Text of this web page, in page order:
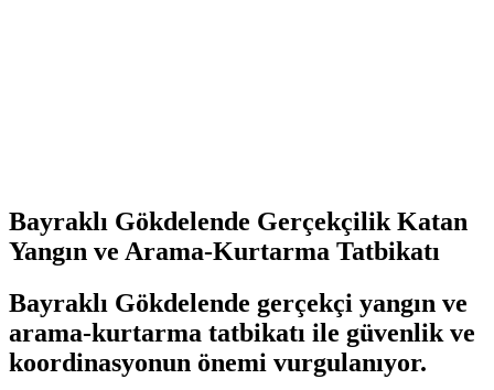
Bayraklı Gökdelende Gerçekçilik Katan
Yangın ve Arama-Kurtarma Tatbikatı
Bayraklı Gökdelende gerçekçi yangın ve
arama-kurtarma tatbikatı ile güvenlik ve
koordinasyonun önemi vurgulanıyor.